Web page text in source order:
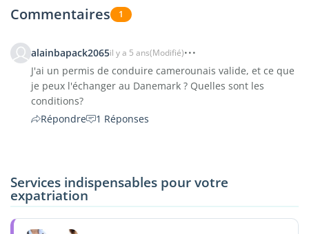
Commentaires 1
alainbapack2065il y a 5 ans(Modifié)
J'ai un permis de conduire camerounais valide, et ce que
je peux l'échanger au Danemark ? Quelles sont les
conditions?
Répondre
1 Réponses
Services indispensables pour votre
expatriation